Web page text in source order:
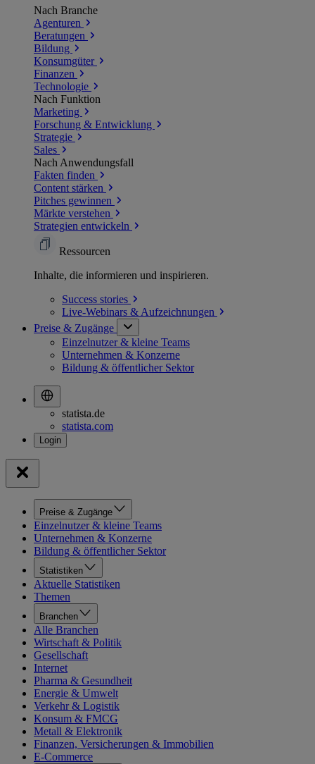
Nach Branche
Agenturen
Beratungen
Bildung
Konsumgüter
Finanzen
Technologie
Nach Funktion
Marketing
Forschung & Entwicklung
Strategie
Sales
Nach Anwendungsfall
Fakten finden
Content stärken
Pitches gewinnen
Märkte verstehen
Strategien entwickeln
Ressourcen
Inhalte, die informieren und inspirieren.
Success stories
Live-Webinars & Aufzeichnungen
Preise & Zugänge
Einzelnutzer & kleine Teams
Unternehmen & Konzerne
Bildung & öffentlicher Sektor
statista.de
statista.com
Preise & Zugänge
Einzelnutzer & kleine Teams
Unternehmen & Konzerne
Bildung & öffentlicher Sektor
Statistiken
Aktuelle Statistiken
Themen
Branchen
Alle Branchen
Wirtschaft & Politik
Gesellschaft
Internet
Pharma & Gesundheit
Energie & Umwelt
Verkehr & Logistik
Konsum & FMCG
Metall & Elektronik
Finanzen, Versicherungen & Immobilien
E-Commerce